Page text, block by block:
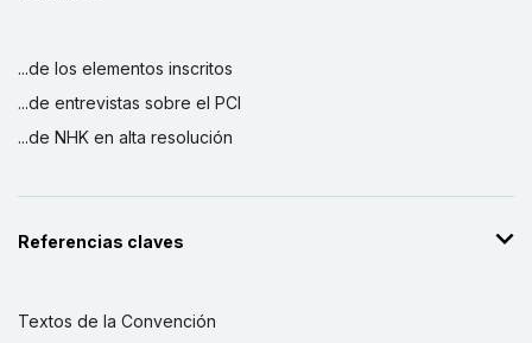
...de los elementos inscritos
...de entrevistas sobre el PCI
...de NHK en alta resolución
Referencias claves
Textos de la Convención